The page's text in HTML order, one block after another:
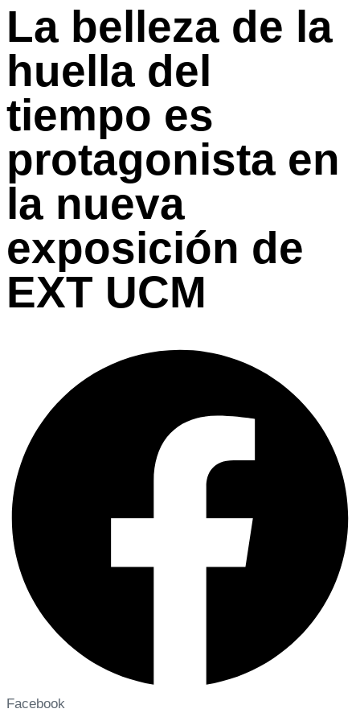
La belleza de la
huella del
tiempo es
protagonista en
la nueva
exposición de
EXT UCM
Facebook